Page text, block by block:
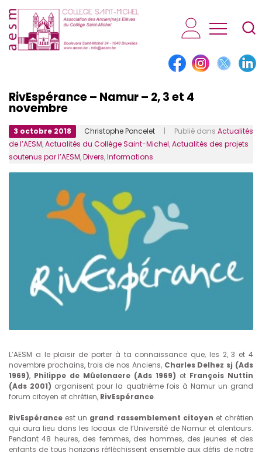
AESM...
RivEspérance – Namur – 2, 3 et 4
novembre
3 octobre 2018 Christophe Poncelet | Publié dans Actualités
de l’AESM,Actualités du Collège Saint-Michel,Actualités des projets
soutenus par l’AESM,Divers,Informations
L’AESM a le plaisir de porter à ta connaissance que, les 2, 3 et 4
novembre prochains, trois de nos Anciens, Charles Delhez sj (Ads
1969), Philippe de Mûelenaere (Ads 1969) et François Nuttin
(Ads 2001) organisent pour la quatrième fois à Namur un grand
forum citoyen et chrétien, RivEspérance.
RivEspérance est un grand rassemblement citoyen et chrétien
qui aura lieu dans les locaux de l’Université de Namur et alentours.
Pendant 48 heures, des femmes, des hommes, des jeunes et des
enfants de tous horizons réfléchissent ensemble aux défis de notre